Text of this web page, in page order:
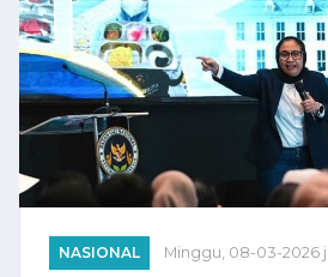
NASIONAL Minggu, 08-03-2026